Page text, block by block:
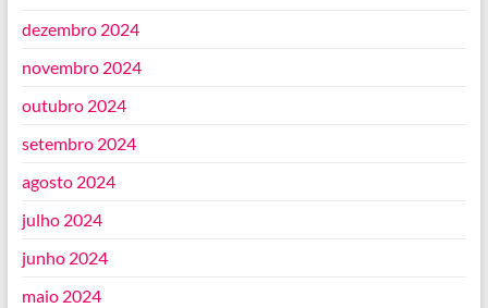
dezembro 2024
novembro 2024
outubro 2024
setembro 2024
agosto 2024
julho 2024
junho 2024
maio 2024